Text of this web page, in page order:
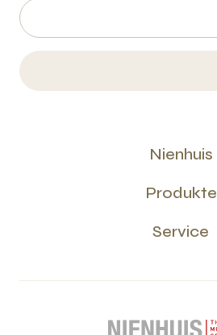
Nienhuis
Produkte
Service